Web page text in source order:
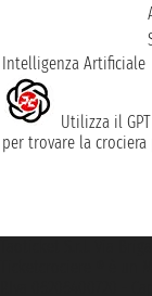
Intelligenza Artificiale
Utilizza il
per trovare la crociera